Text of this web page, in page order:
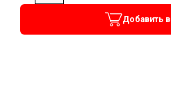
Добавить